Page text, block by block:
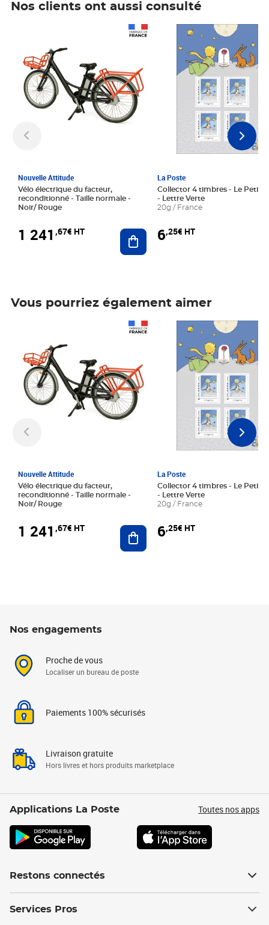
Nos clients ont aussi consulté
Nouvelle Attitude
Vélo électrique du facteur,
reconditionné - Taille normale -
Noir/ Rouge
1 241 ,67€ HT Ajouter au panier
La Poste
Collector 4 timbres - Le Petit
- Lettre Verte
20g / France
6,25€ HT
Prix 6,25€ HT
Vous pourriez également aimer
Nouvelle Attitude
Vélo électrique du facteur,
reconditionné - Taille normale -
Noir/ Rouge
1 241 ,67€ HT Ajouter au panier
La Poste
Collector 4 timbres - Le Petit
- Lettre Verte
20g / France
6,25€ HT
Prix 6,25€ HT
Nos engagements
Proche de vous
Localiser un bureau de poste
Paiements 100% sécurisés
Livraison gratuite
Hors livres et hors produits marketplace
Applications La Poste Toutes nos apps
Restons connectés
Services Pros